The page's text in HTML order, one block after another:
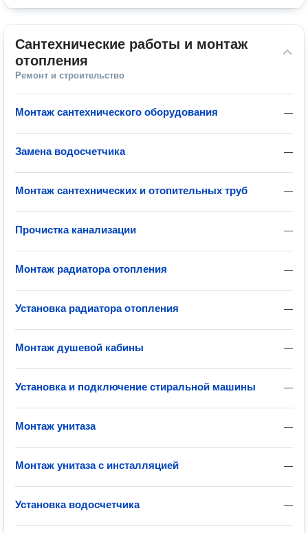
Сантехнические работы и монтаж
отопления
Ремонт и строительство
—
Монтаж сантехнического оборудования
—
Замена водосчетчика
—
Монтаж сантехнических и отопительных труб
—
Прочистка канализации
—
Монтаж радиатора отопления
—
Установка радиатора отопления
—
Монтаж душевой кабины
—
Установка и подключение стиральной машины
—
Монтаж унитаза
—
Монтаж унитаза с инсталляцией
—
Установка водосчетчика